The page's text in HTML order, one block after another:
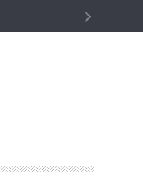
类需求实行差别化调控